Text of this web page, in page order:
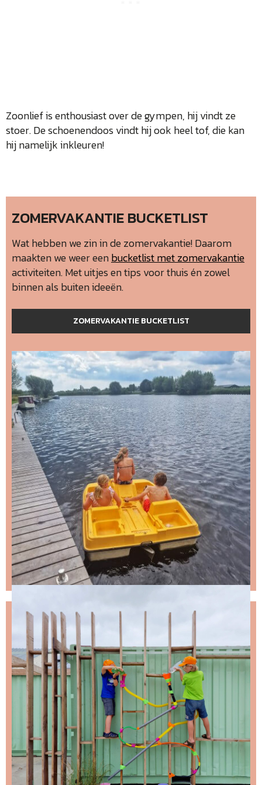
Zoonlief is enthousiast over de gympen, hij vindt ze
stoer. De schoenendoos vindt hij ook heel tof, die kan
hij namelijk inkleuren!
ZOMERVAKANTIE BUCKETLIST
Wat hebben we zin in de zomervakantie! Daarom
maakten we weer eenbucketlist met zomervakantie
activiteiten. Met uitjes en tips voor thuis én zowel
binnen als buiten ideeën.
ZOMERVAKANTIE BUCKETLIST
NIKS LEUKS MISSEN?
Schrijf je in voor de nieuwsbrief, dan stuur ik je
ongeveer twee keer per maand een leuke mail.
Stap 1 – vul je emailadres in en klik op de knop:
Stap 2 – open de email en bevestig je inschrijving
(niks ontvangen, bekijk dan je spam folder).